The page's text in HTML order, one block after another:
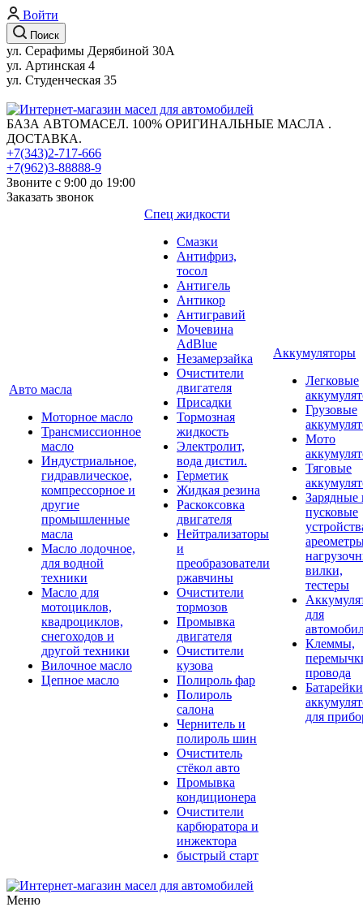
Войти
Поиск
ул. Серафимы Дерябиной 30А
ул. Артинская 4
ул. Студенческая 35
БАЗА АВТОМАСЕЛ. 100% ОРИГИНАЛЬНЫЕ МАСЛА .
ДОСТАВКА.
+7(343)2-717-666
+7(962)3-88888-9
Звоните с 9:00 до 19:00
Заказать звонок
Авто масла
Моторное масло
Трансмиссионное
масло
Индустриальное,
гидравлическое,
компрессорное и
другие
промышленные
масла
Масло лодочное,
для водной
техники
Масло для
мотоциклов,
квадроциклов,
снегоходов и
другой техники
Вилочное масло
Цепное масло
Спец жидкости
Смазки
Антифриз,
тосол
Антигель
Антикор
Антигравий
Мочевина
AdBlue
Незамерзайка
Очистители
двигателя
Присадки
Тормозная
жидкость
Электролит,
вода дистил.
Герметик
Жидкая резина
Раскоксовка
двигателя
Нейтрализаторы
и
преобразователи
ржавчины
Очистители
тормозов
Промывка
двигателя
Очистители
кузова
Полироль фар
Полироль
салона
Чернитель и
полироль шин
Очиститель
стёкол авто
Промывка
кондиционера
Очистители
карбюратора и
инжектора
быстрый старт
Аккумуляторы
Легковые
Грузовые
Мото
Тяговые
Зарядные
пусковые
вилки,
тестеры
для
Клеммы,
провода
для
Меню